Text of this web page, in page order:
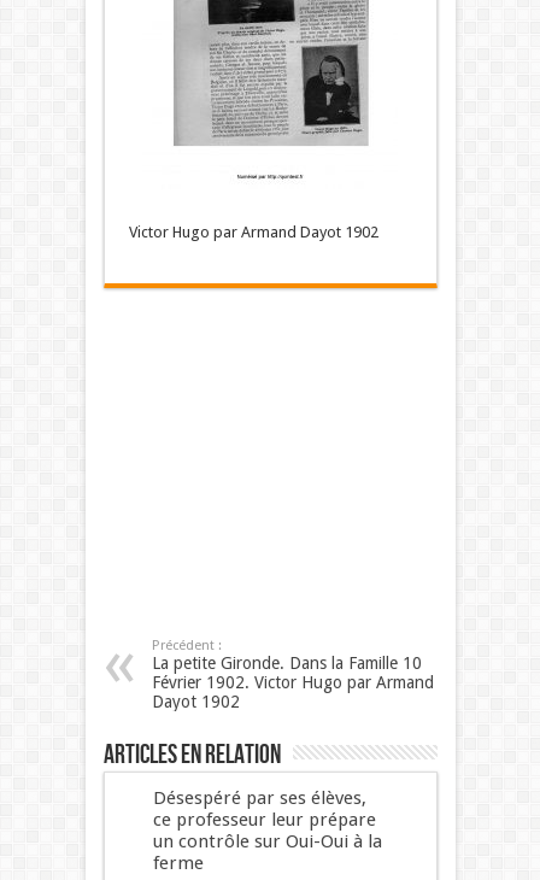
Victor Hugo par Armand Dayot 1902
Précédent :
La petite Gironde. Dans la Famille 10
Février 1902. Victor Hugo par Armand
Dayot 1902
Articles en relation
Désespéré par ses élèves,
ce professeur leur prépare
un contrôle sur Oui-Oui à la
ferme